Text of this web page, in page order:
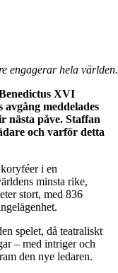
engagerar hela världen.
XVI
meddelades
nästa påve. Staffan
och varför detta
i en
minsta rike,
stort, med 836
spelet, då teatraliskt
– med intriger och
den nye ledaren.